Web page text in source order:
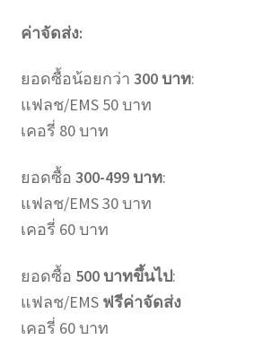
ค่าจัดส่ง:
ยอดซื้อน้อยกว่า 300 บาท:
แฟลช/EMS 50 บาท
เคอรี่ 80 บาท
ยอดซื้อ 300-499 บาท:
แฟลช/EMS 30 บาท
เคอรี่ 60 บาท
ยอดซื้อ 500 บาทขึ้นไป:
แฟลช/EMS ฟรีค่าจัดส่ง
เคอรี่ 60 บาท